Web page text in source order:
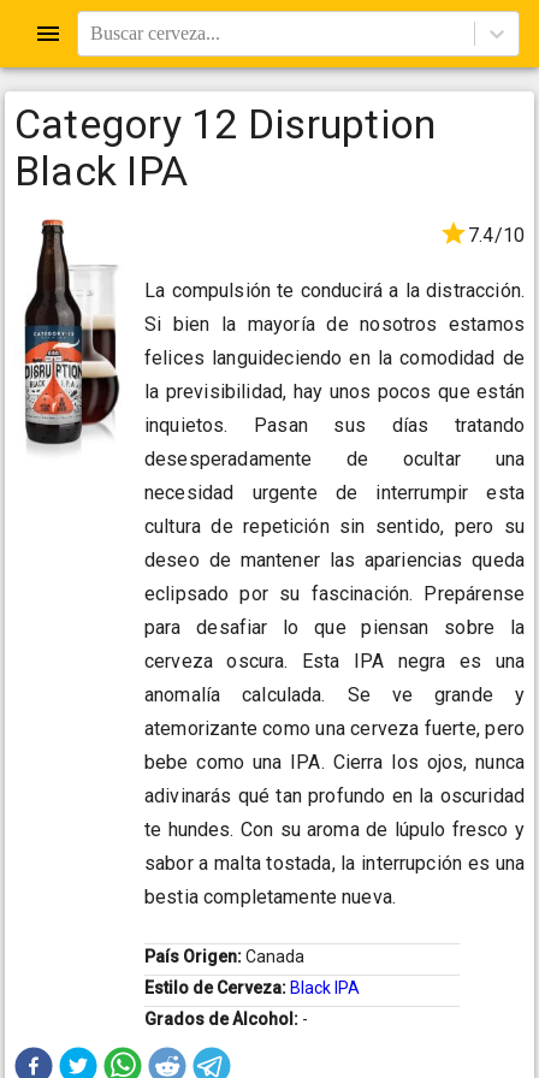
Buscar cerveza...
Category 12 Disruption
Black IPA
7.4/10
La compulsión te conducirá a la distracción.
Si bien la mayoría de nosotros estamos
felices languideciendo en la comodidad de
la previsibilidad, hay unos pocos que están
inquietos. Pasan sus días tratando
desesperadamente de ocultar una
necesidad urgente de interrumpir esta
cultura de repetición sin sentido, pero su
deseo de mantener las apariencias queda
eclipsado por su fascinación. Prepárense
para desafiar lo que piensan sobre la
cerveza oscura. Esta IPA negra es una
anomalía calculada. Se ve grande y
atemorizante como una cerveza fuerte, pero
bebe como una IPA. Cierra los ojos, nunca
adivinarás qué tan profundo en la oscuridad
te hundes. Con su aroma de lúpulo fresco y
sabor a malta tostada, la interrupción es una
bestia completamente nueva.
País Origen:Canada
Estilo de Cerveza: Black IPA
Grados de Alcohol: -